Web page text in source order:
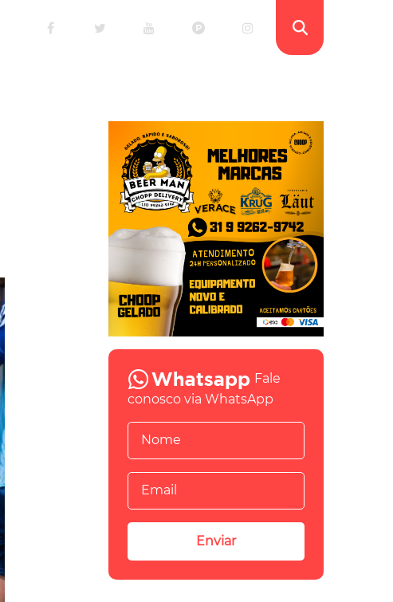
Fale
conosco via WhatsApp